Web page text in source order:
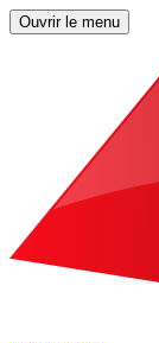
Ouvrir le menu